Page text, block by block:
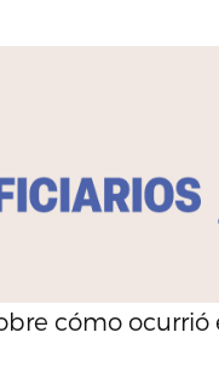
cómo